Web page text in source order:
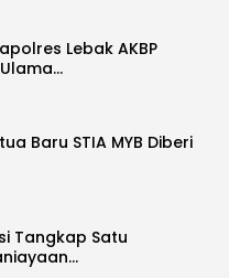
Lebak AKBP
Baru STIA MYB Diberi
Tangkap Satu